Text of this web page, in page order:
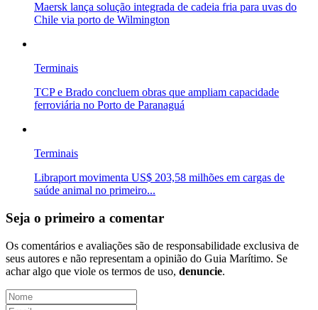
Maersk lança solução integrada de cadeia fria para uvas do
Chile via porto de Wilmington
Terminais
TCP e Brado concluem obras que ampliam capacidade
ferroviária no Porto de Paranaguá
Terminais
Libraport movimenta US$ 203,58 milhões em cargas de
saúde animal no primeiro...
Seja o primeiro a comentar
Os comentários e avaliações são de responsabilidade exclusiva de
seus autores e não representam a opinião do Guia Marítimo. Se
achar algo que viole os termos de uso, denuncie.